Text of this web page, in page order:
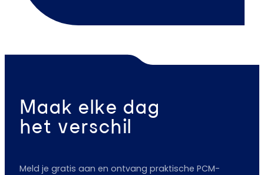
Maak elke dag
het verschil
Meld je gratis aan en ontvang praktische PCM-